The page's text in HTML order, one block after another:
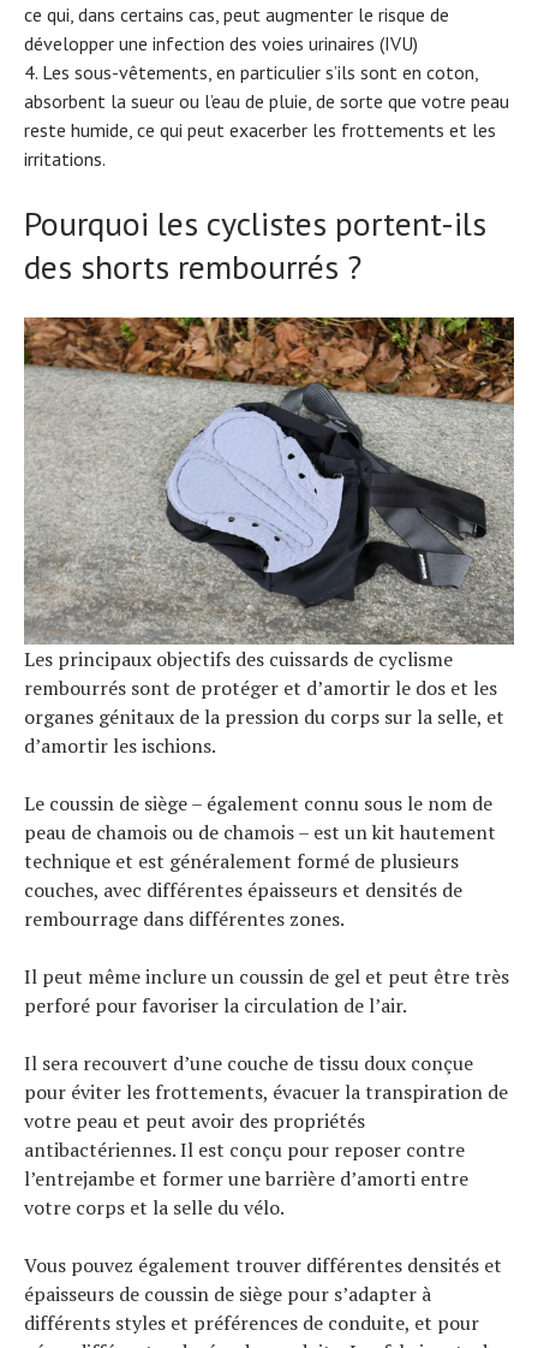
ce qui, dans certains cas, peut augmenter le risque de
développer une infection des voies urinaires (IVU)
Les sous-vêtements, en particulier s’ils sont en coton,
absorbent la sueur ou l’eau de pluie, de sorte que votre peau
reste humide, ce qui peut exacerber les frottements et les
irritations.
Pourquoi les cyclistes portent-ils
des shorts rembourrés ?
Les principaux objectifs des cuissards de cyclisme
rembourrés sont de protéger et d’amortir le dos et les
organes génitaux de la pression du corps sur la selle, et
d’amortir les ischions.
Le coussin de siège – également connu sous le nom de
peau de chamois ou de chamois – est un kit hautement
technique et est généralement formé de plusieurs
couches, avec différentes épaisseurs et densités de
rembourrage dans différentes zones.
Il peut même inclure un coussin de gel et peut être très
perforé pour favoriser la circulation de l’air.
Il sera recouvert d’une couche de tissu doux conçue
pour éviter les frottements, évacuer la transpiration de
votre peau et peut avoir des propriétés
antibactériennes. Il est conçu pour reposer contre
l’entrejambe et former une barrière d’amorti entre
votre corps et la selle du vélo.
Vous pouvez également trouver différentes densités et
épaisseurs de coussin de siège pour s’adapter à
différents styles et préférences de conduite, et pour
Actualités
Technologies
Tests de produits
Conseils
Tendances
Tous nos articles
À propos